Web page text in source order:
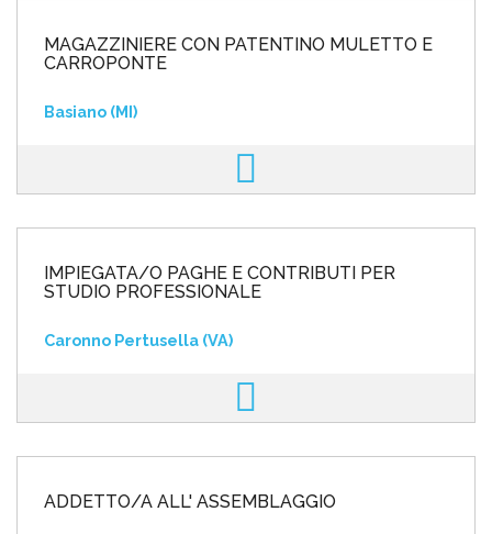
MAGAZZINIERE CON PATENTINO MULETTO E
CARROPONTE
Basiano (MI)
IMPIEGATA/O PAGHE E CONTRIBUTI PER
STUDIO PROFESSIONALE
Caronno Pertusella (VA)
ADDETTO/A ALL' ASSEMBLAGGIO